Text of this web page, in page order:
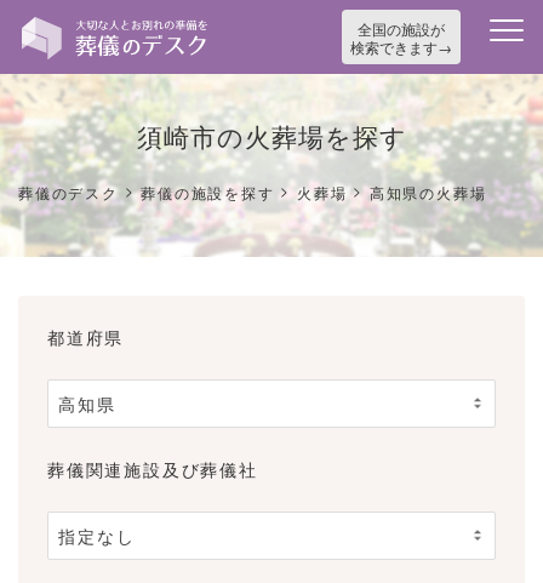
全国の施設が
検索できます
須崎市の火葬場を探す
葬儀のデスク >葬儀の施設を探す > 火葬場>高知県の火葬場
都道府県
葬儀関連施設及び葬儀社